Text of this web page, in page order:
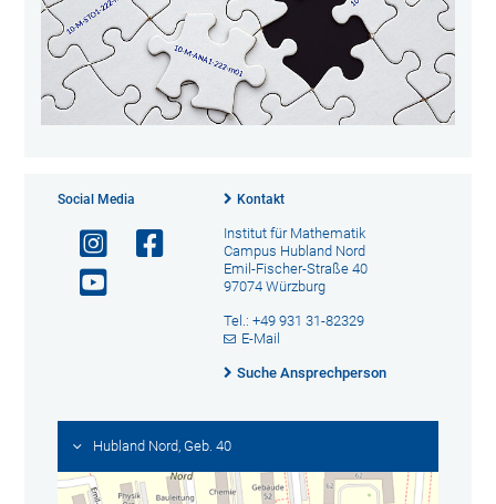
Social Media Kontakt
Institut für Mathematik
Campus Hubland Nord
Emil-Fischer-Straße 40
97074 Würzburg
Tel.: +49 931 31-82329
E-Mail
Suche Ansprechperson
Hubland Nord, Geb. 40